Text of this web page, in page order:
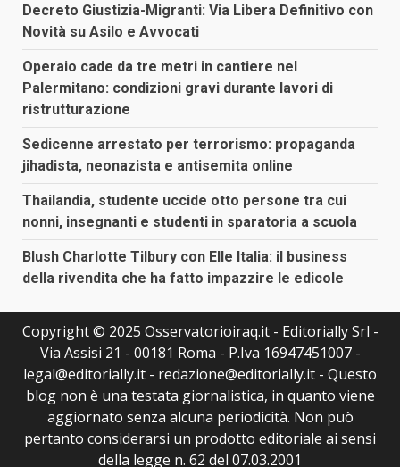
Decreto Giustizia-Migranti: Via Libera Definitivo con
Novità su Asilo e Avvocati
Operaio cade da tre metri in cantiere nel
Palermitano: condizioni gravi durante lavori di
ristrutturazione
Sedicenne arrestato per terrorismo: propaganda
jihadista, neonazista e antisemita online
Thailandia, studente uccide otto persone tra cui
nonni, insegnanti e studenti in sparatoria a scuola
Blush Charlotte Tilbury con Elle Italia: il business
della rivendita che ha fatto impazzire le edicole
Copyright © 2025 Osservatorioiraq.it - Editorially Srl -
Via Assisi 21 - 00181 Roma - P.Iva 16947451007 -
legal@editorially.it - redazione@editorially.it - Questo
blog non è una testata giornalistica, in quanto viene
aggiornato senza alcuna periodicità. Non può
pertanto considerarsi un prodotto editoriale ai sensi
della legge n. 62 del 07.03.2001